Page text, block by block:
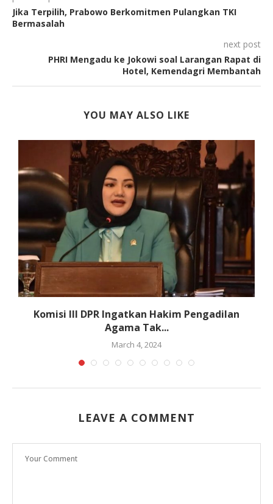
Jika Terpilih, Prabowo Berkomitmen Pulangkan TKI
Bermasalah
next post
PHRI Mengadu ke Jokowi soal Larangan Rapat di
Hotel, Kemendagri Membantah
YOU MAY ALSO LIKE
Komisi III DPR Ingatkan Hakim Pengadilan
Agama Tak...
March 4, 2024
LEAVE A COMMENT